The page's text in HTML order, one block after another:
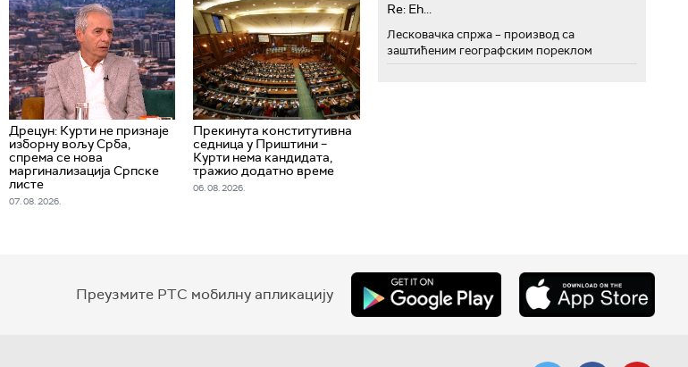
Дрецун: Курти не признаје
изборну вољу Срба,
спрема се нова
маргинализација Српске
листе
07. 08. 2026.
Прекинута конститутивна
седница у Приштини –
Курти нема кандидата,
тражио додатно време
06. 08. 2026.
Re: Eh...
Лесковачка спржа – производ са
заштићеним географским пореклом
Преузмите РТС мобилну апликацију